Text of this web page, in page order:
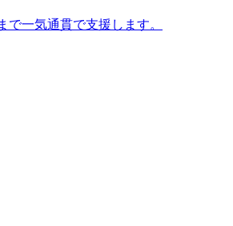
一気通貫で支援します。